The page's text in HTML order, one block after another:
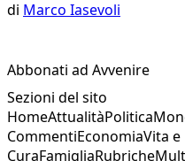
di Marco Iasevoli
Abbonati ad Avvenire
Sezioni del sito
HomeAttualitàPolitica
CommentiEconomiaVita e
CuraFamigliaRubriche